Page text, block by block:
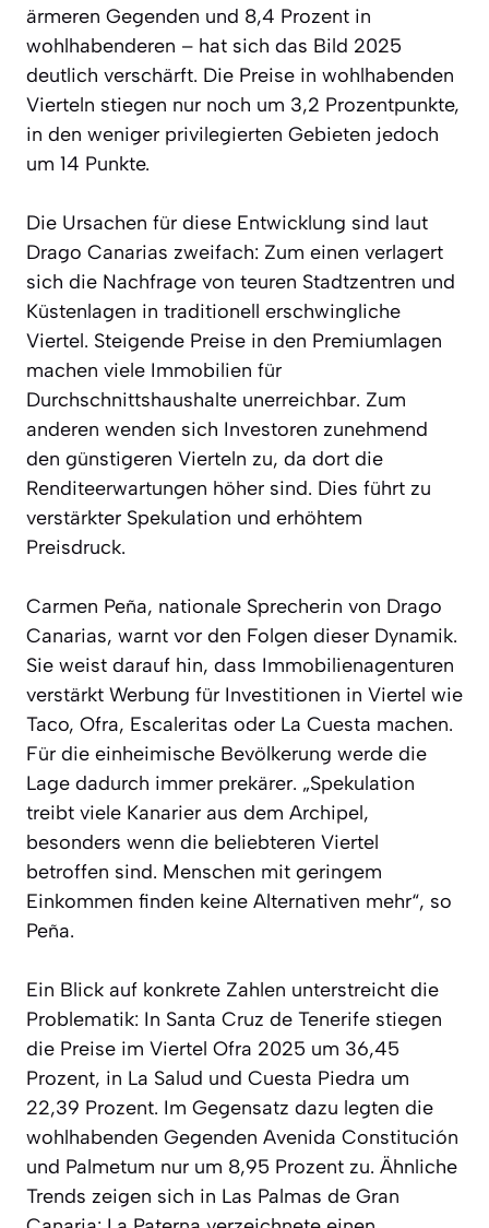
ärmeren Gegenden und 8,4 Prozent in
wohlhabenderen – hat sich das Bild 2025
deutlich verschärft. Die Preise in wohlhabenden
Vierteln stiegen nur noch um 3,2 Prozentpunkte,
in den weniger privilegierten Gebieten jedoch
um 14 Punkte.
Die Ursachen für diese Entwicklung sind laut
Drago Canarias zweifach: Zum einen verlagert
sich die Nachfrage von teuren Stadtzentren und
Küstenlagen in traditionell erschwingliche
Viertel. Steigende Preise in den Premiumlagen
machen viele Immobilien für
Durchschnittshaushalte unerreichbar. Zum
anderen wenden sich Investoren zunehmend
den günstigeren Vierteln zu, da dort die
Renditeerwartungen höher sind. Dies führt zu
verstärkter Spekulation und erhöhtem
Preisdruck.
Carmen Peña, nationale Sprecherin von Drago
Canarias, warnt vor den Folgen dieser Dynamik.
Sie weist darauf hin, dass Immobilienagenturen
verstärkt Werbung für Investitionen in Viertel wie
Taco, Ofra, Escaleritas oder La Cuesta machen.
Für die einheimische Bevölkerung werde die
Lage dadurch immer prekärer. „Spekulation
treibt viele Kanarier aus dem Archipel,
besonders wenn die beliebteren Viertel
betroffen sind. Menschen mit geringem
Einkommen finden keine Alternativen mehr“, so
Peña.
Ein Blick auf konkrete Zahlen unterstreicht die
Problematik: In Santa Cruz de Tenerife stiegen
die Preise im Viertel Ofra 2025 um 36,45
Prozent, in La Salud und Cuesta Piedra um
22,39 Prozent. Im Gegensatz dazu legten die
wohlhabenden Gegenden Avenida Constitución
und Palmetum nur um 8,95 Prozent zu. Ähnliche
Trends zeigen sich in Las Palmas de Gran